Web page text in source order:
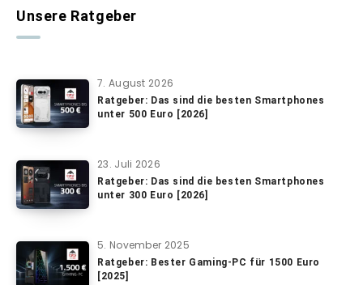
Unsere Ratgeber
7. August 2026
Ratgeber: Das sind die besten Smartphones
unter 500 Euro [2026]
23. Juli 2026
Ratgeber: Das sind die besten Smartphones
unter 300 Euro [2026]
5. November 2025
Ratgeber: Bester Gaming-PC für 1500 Euro
[2025]